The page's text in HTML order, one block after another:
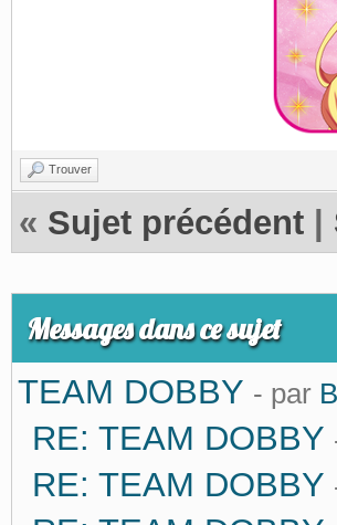
Trouver
« Sujet précédent
Messages dans ce sujet
TEAM DOBBY - par
RE: TEAM DOBBY
RE: TEAM DOBBY